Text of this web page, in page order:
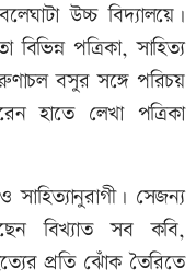
উচ্চ বিদ্যালয়ে।
পত্রিকা, সাহিত্য
বসুর সঙ্গে পরিচয়
হাতে লেখা পত্রিকা
সাহিত্যানুরাগী। সেজন্য
বিখ্যাত সব কবি,
প্রতি ঝোঁক তৈরিতে